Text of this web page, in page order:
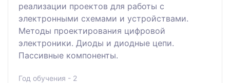
реализации проектов для работы с
электронными схемами и устройствами.
Методы проектирования цифровой
электроники. Диоды и диодные цепи.
Пассивные компоненты.
Год обучения - 2